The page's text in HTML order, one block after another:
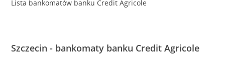
Lista bankomatów banku Credit Agricole
Szczecin - bankomaty banku Credit Agricole